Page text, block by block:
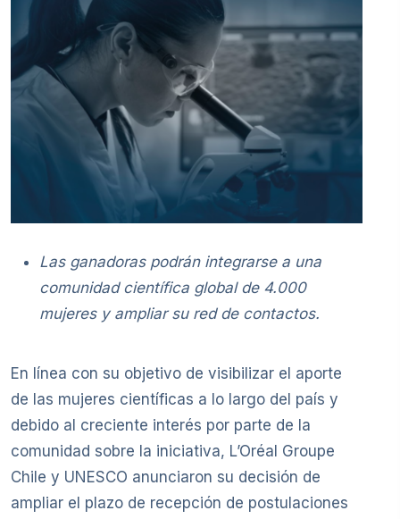
Las ganadoras podrán integrarse a una
comunidad científica global de 4.000
mujeres y ampliar su red de contactos.
En línea con su objetivo de visibilizar el aporte
de las mujeres científicas a lo largo del país y
debido al creciente interés por parte de la
comunidad sobre la iniciativa, L’Oréal Groupe
Chile y UNESCO anunciaron su decisión de
ampliar el plazo de recepción de postulaciones